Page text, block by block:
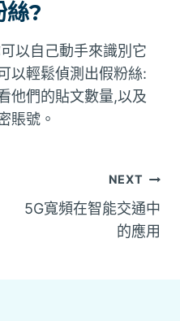
絲?
以自己動手來識別它
以輕鬆偵測出假粉絲:
他們的貼文數量,以及
賬號。
NEXT
5G寬頻在智能交通中
的應用